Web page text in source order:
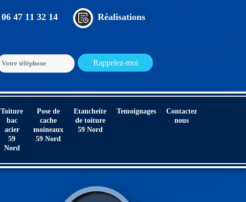
06 47 11 32 14 Réalisations
Toiture
bac
acier
59
Nord
Pose de
cache
moineaux
59 Nord
Etancheite
de toiture
59 Nord
Temoignages
Contactez
nous